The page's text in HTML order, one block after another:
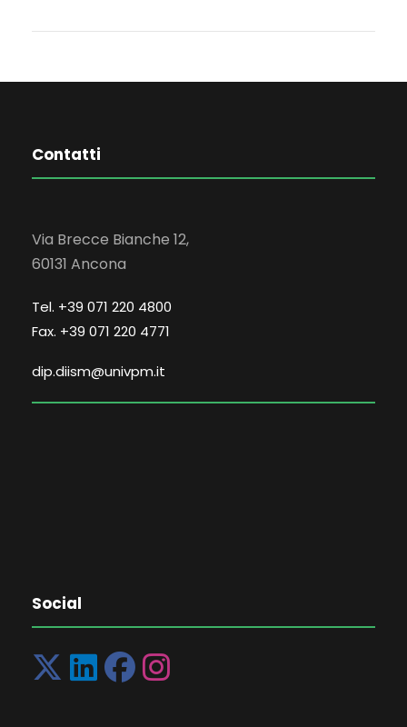
Contatti
Via Brecce Bianche 12,
60131 Ancona
Tel. +39 071 220 4800
Fax. +39 071 220 4771
dip.diism@univpm.it
Social